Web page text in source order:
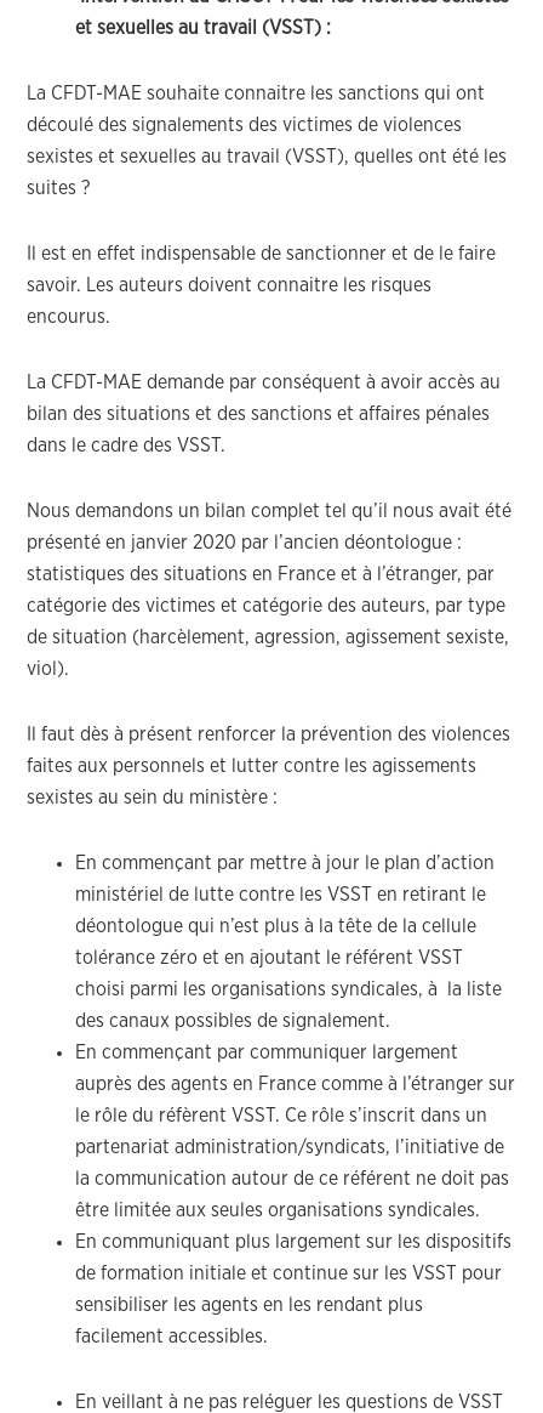
et sexuelles au travail (VSST) :
La CFDT-MAE souhaite connaitre les sanctions qui ont
découlé des signalements des victimes de violences
sexistes et sexuelles au travail (VSST), quelles ont été les
suites ?
Il est en effet indispensable de sanctionner et de le faire
savoir. Les auteurs doivent connaitre les risques
encourus.
La CFDT-MAE demande par conséquent à avoir accès au
bilan des situations et des sanctions et affaires pénales
dans le cadre des VSST.
Nous demandons un bilan complet tel qu’il nous avait été
présenté en janvier 2020 par l’ancien déontologue :
statistiques des situations en France et à l’étranger, par
catégorie des victimes et catégorie des auteurs, par type
de situation (harcèlement, agression, agissement sexiste,
viol).
Il faut dès à présent renforcer la prévention des violences
faites aux personnels et lutter contre les agissements
sexistes au sein du ministère :
En commençant par mettre à jour le plan d’action
ministériel de lutte contre les VSST en retirant le
déontologue qui n’est plus à la tête de la cellule
tolérance zéro et en ajoutant le référent VSST
choisi parmi les organisations syndicales, à la liste
des canaux possibles de signalement.
En commençant par communiquer largement
auprès des agents en France comme à l’étranger sur
le rôle du réfèrent VSST. Ce rôle s’inscrit dans un
partenariat administration/syndicats, l’initiative de
la communication autour de ce référent ne doit pas
être limitée aux seules organisations syndicales.
En communiquant plus largement sur les dispositifs
de formation initiale et continue sur les VSST pour
sensibiliser les agents en les rendant plus
facilement accessibles.
En veillant à ne pas reléguer les questions de VSST